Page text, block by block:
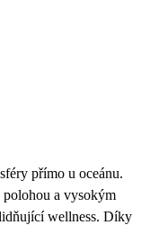
přímo u oceánu.
a vysokým
wellness. Díky